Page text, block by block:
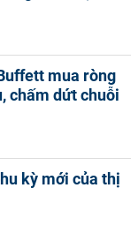
mua ròng
chấm dứt chuỗi
kỳ mới của thị